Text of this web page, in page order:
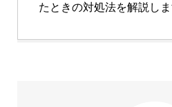
たときの対処法を解説し